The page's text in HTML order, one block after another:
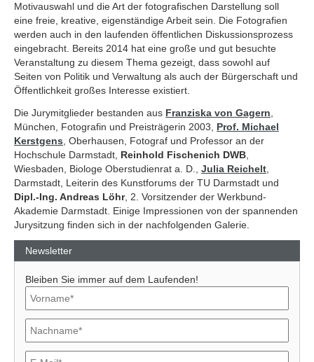
Motivauswahl und die Art der fotografischen Darstellung soll
eine freie, kreative, eigenständige Arbeit sein. Die Fotografien
werden auch in den laufenden öffentlichen Diskussionsprozess
eingebracht. Bereits 2014 hat eine große und gut besuchte
Veranstaltung zu diesem Thema gezeigt, dass sowohl auf
Seiten von Politik und Verwaltung als auch der Bürgerschaft und
Öffentlichkeit großes Interesse existiert.
Die Jurymitglieder bestanden aus Franziska von Gagern
München, Fotografin und Preisträgerin 2003, Prof. Michael
Kerstgens , Oberhausen, Fotograf und Professor an der
Hochschule Darmstadt, Reinhold Fischenich DWB
Wiesbaden, Biologe Oberstudienrat a. D., Julia Reichelt
Darmstadt, Leiterin des Kunstforums der TU Darmstadt und
Dipl.-Ing. Andreas Löhr, 2. Vorsitzender der Werkbund-
Akademie Darmstadt. Einige Impressionen von der spannenden
Jurysitzung finden sich in der nachfolgenden Galerie.
Newsletter
Bleiben Sie immer auf dem Laufenden!